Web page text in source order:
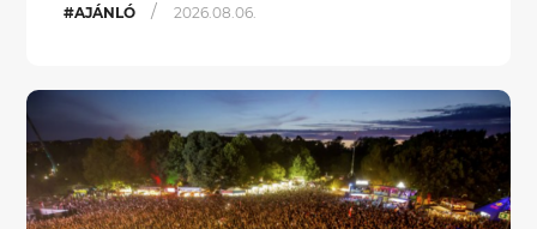
#AJÁNLÓ / 2026.08.06.